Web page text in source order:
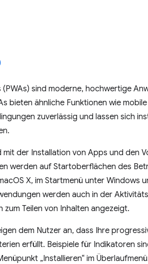
sind moderne, hochwertige
bieten ähnliche Funktionen wie
zuverlässig und lassen sich
mit der Installation von Apps und den
werden auf Startoberflächen des
X, im Startmenü unter
werden auch in der
Teilen von Inhalten angezeigt.
dem Nutzer an, dass Ihre
erfüllt. Beispiele für Indikatoren
„Installieren“ im